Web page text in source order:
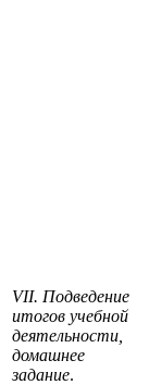
VII. Подведение
итогов учебной
деятельности,
домашнее
задание.